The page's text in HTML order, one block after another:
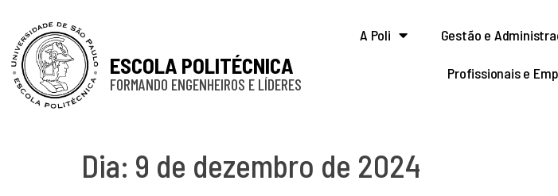
ESCOLA POLITÉCNICA
FORMANDO ENGENHEIROS E LÍDERES
A Poli Gestão e
Profissionais e
Dia: 9 de dezembro de 2024